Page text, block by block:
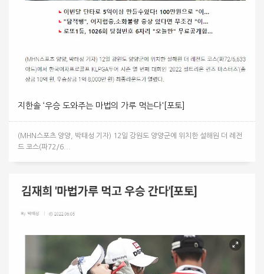
지한솔 ‘우승 도와주는 마법의 가루 먹는다'[포토]
(MHN스포츠 양양, 박태성 기자) 12일 강원도 양양군에 위치한 설해원 더 레전
드 코스(파72/6...